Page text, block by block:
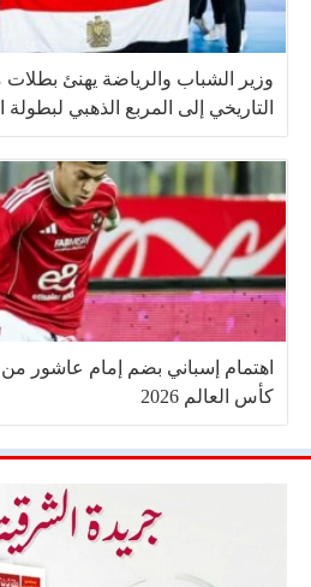
وزير الشباب والرياضة يهنئ بطلات
التاريخي إلى المربع الذهبي لبطولة
اهتمام إسباني بضم إمام عاشور من
كأس العالم 2026